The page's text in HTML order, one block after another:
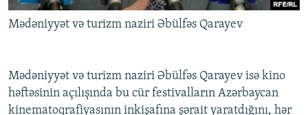
Mədəniyyət və turizm naziri Əbülfəs Qarayev
Mədəniyyət və turizm naziri Əbülfəs Qarayev isə kino
həftəsinin açılışında bu cür festivalların Azərbaycan
kinematoqrafiyasının inkişafına şərait yaratdığını, hər